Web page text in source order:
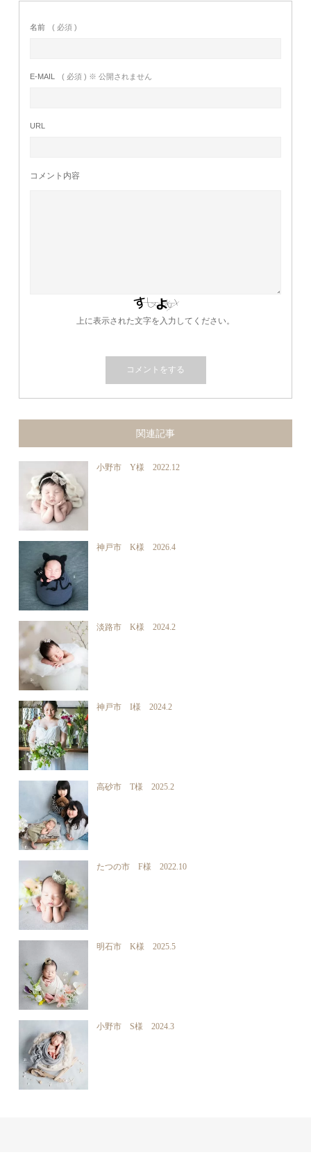
名前 ( 必須 )
E-MAIL ( 必須 ) ※ 公開されません
URL
コメント内容
上に表示された文字を入力してください。
関連記事
小野市 Y様 2022.12
神戸市 K様 2026.4
淡路市 K様 2024.2
神戸市 I様 2024.2
高砂市 T様 2025.2
たつの市 F様 2022.10
明石市 K様 2025.5
小野市 S様 2024.3